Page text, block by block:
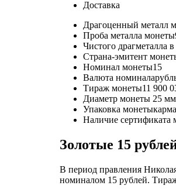
Доставка
Драгоценный металл
Проба металла монеты
Чистого драгметалла
Страна-эмитент
Номинал монеты15
Валюта номинала
Тираж монеты11 900
Диаметр монеты 25 мм
Упаковка монеты
Наличие сертификата
Золотые 15
В период правления
номиналом 15 рублей.